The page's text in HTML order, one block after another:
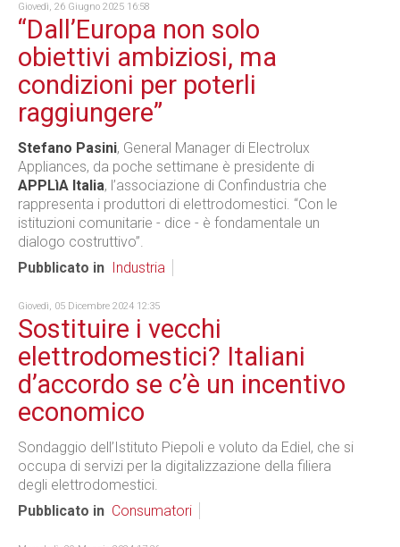
Giovedì, 26 Giugno 2025 16:58
“Dall’Europa non solo
obiettivi ambiziosi, ma
condizioni per poterli
raggiungere”
Stefano Pasini, General Manager di Electrolux
Appliances, da poche settimane è presidente di
APPLìA Italia, l’associazione di Confindustria che
rappresenta i produttori di elettrodomestici. “Con le
istituzioni comunitarie - dice - è fondamentale un
dialogo costruttivo”.
Pubblicato in
Industria
Giovedì, 05 Dicembre 2024 12:35
Sostituire i vecchi
elettrodomestici? Italiani
d’accordo se c’è un incentivo
economico
Sondaggio dell’Istituto Piepoli e voluto da Ediel, che si
occupa di servizi per la digitalizzazione della filiera
degli elettrodomestici.
Pubblicato in Consumatori